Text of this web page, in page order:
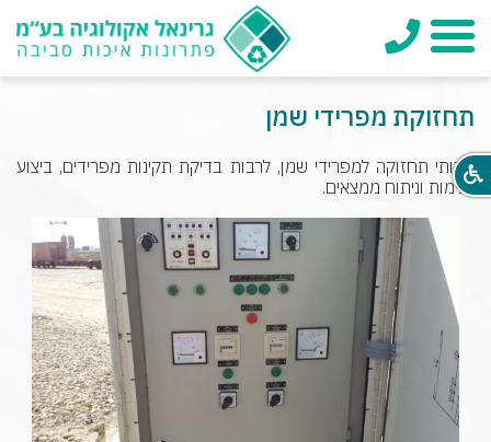
תפריט
תחזוקת מפרידי שמן
שרותי תחזוקה למפרידי שמן, לרבות בדיקת תקינות מפרידים, ביצוע
דגימות וניתוח ממצאים.